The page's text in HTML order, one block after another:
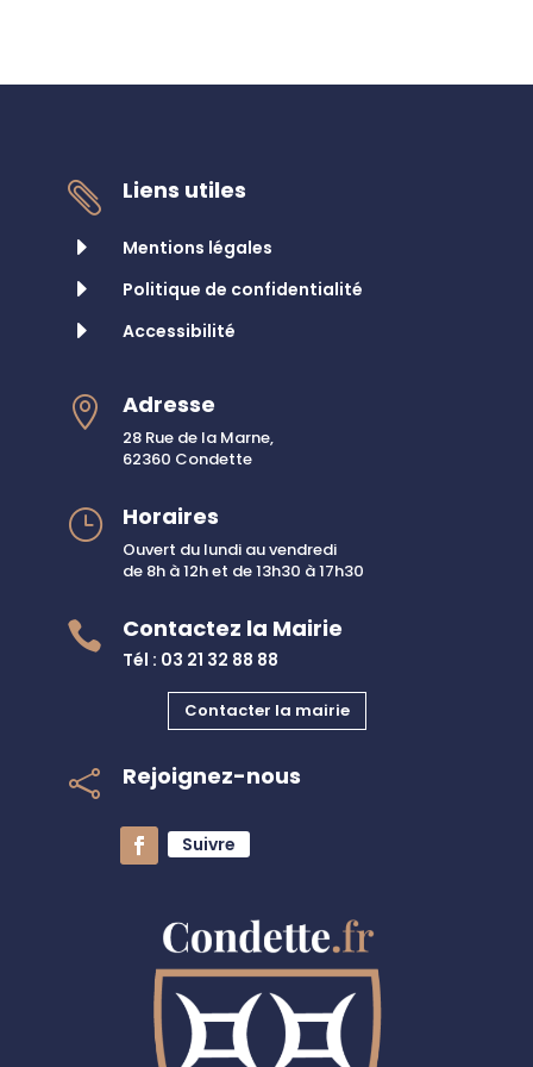

Liens utiles
E
Mentions légales
E Politique de confidentialité
E Accessibilité
 Adresse
28 Rue de la Marne,
62360 Condette
} Horaires
Ouvert du lundi au vendredi
de 8h à 12h et de 13h30 à 17h30
 Contactez la Mairie
Tél : 03 21 32 88 88
Contacter la mairie
 Rejoignez-nous
Suivre